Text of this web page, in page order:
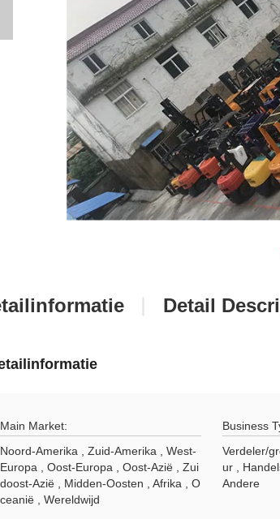
Detail
Main Market:
Noord-Amerika , Zuid-Amerika , West-
Europa , Oost-Europa , Oost-Azië , Zui
doost-Azië , Midden-Oosten , Afrika , O
ceanië , Wereldwijd
Business
Verdeler/
ur ,
Andere